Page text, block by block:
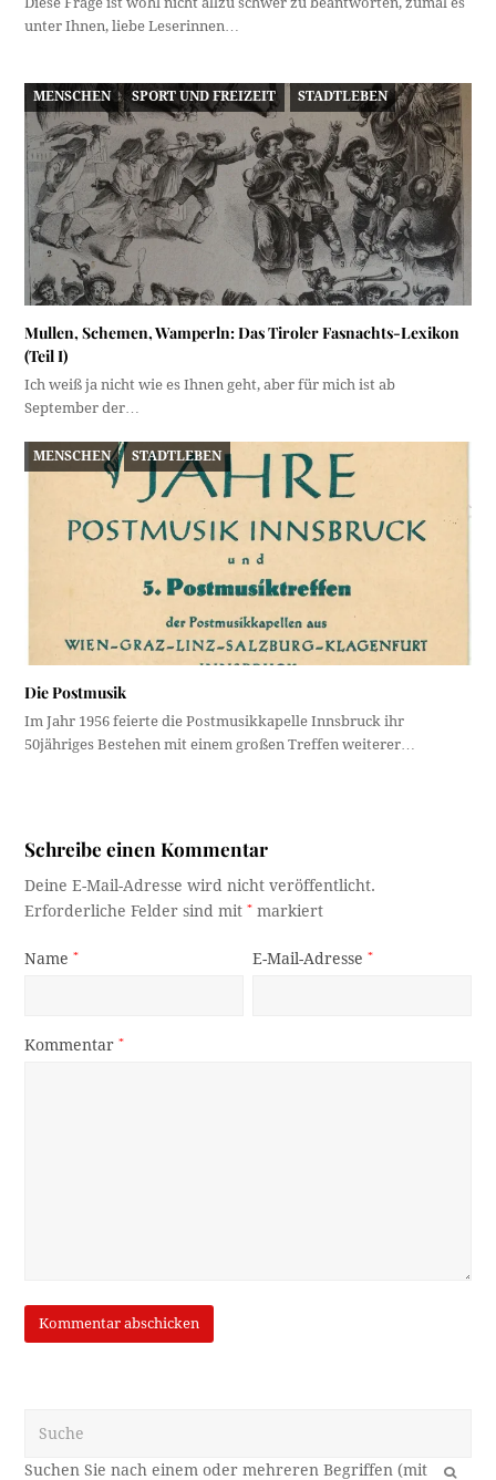
unter Ihnen, liebe Leserinnen…
MENSCHEN SPORT UND FREIZEIT STADTLEBEN
Mullen, Schemen, Wamperln: Das Tiroler Fasnachts-Lexikon
(Teil I)
Ich weiß ja nicht wie es Ihnen geht, aber für mich ist ab
September der…
MENSCHEN STADTLEBEN
Die Postmusik
Im Jahr 1956 feierte die Postmusikkapelle Innsbruck ihr
50jähriges Bestehen mit einem großen Treffen weiterer…
Schreibe einen Kommentar
Deine E-Mail-Adresse wird nicht veröffentlicht.
Erforderliche Felder sind mit* markiert
Name* E-Mail-Adresse*
Kommentar*
OK